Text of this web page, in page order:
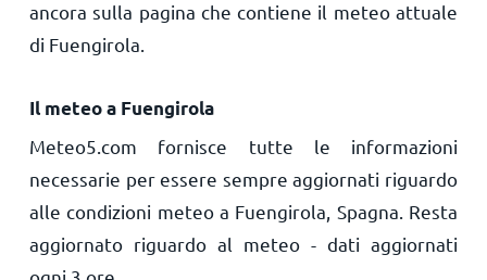
ancora sulla pagina che contiene il meteo attuale
di Fuengirola.
Il meteo a Fuengirola
Meteo5.com fornisce tutte le informazioni
necessarie per essere sempre aggiornati riguardo
alle condizioni meteo a Fuengirola, Spagna. Resta
aggiornato riguardo al meteo - dati aggiornati